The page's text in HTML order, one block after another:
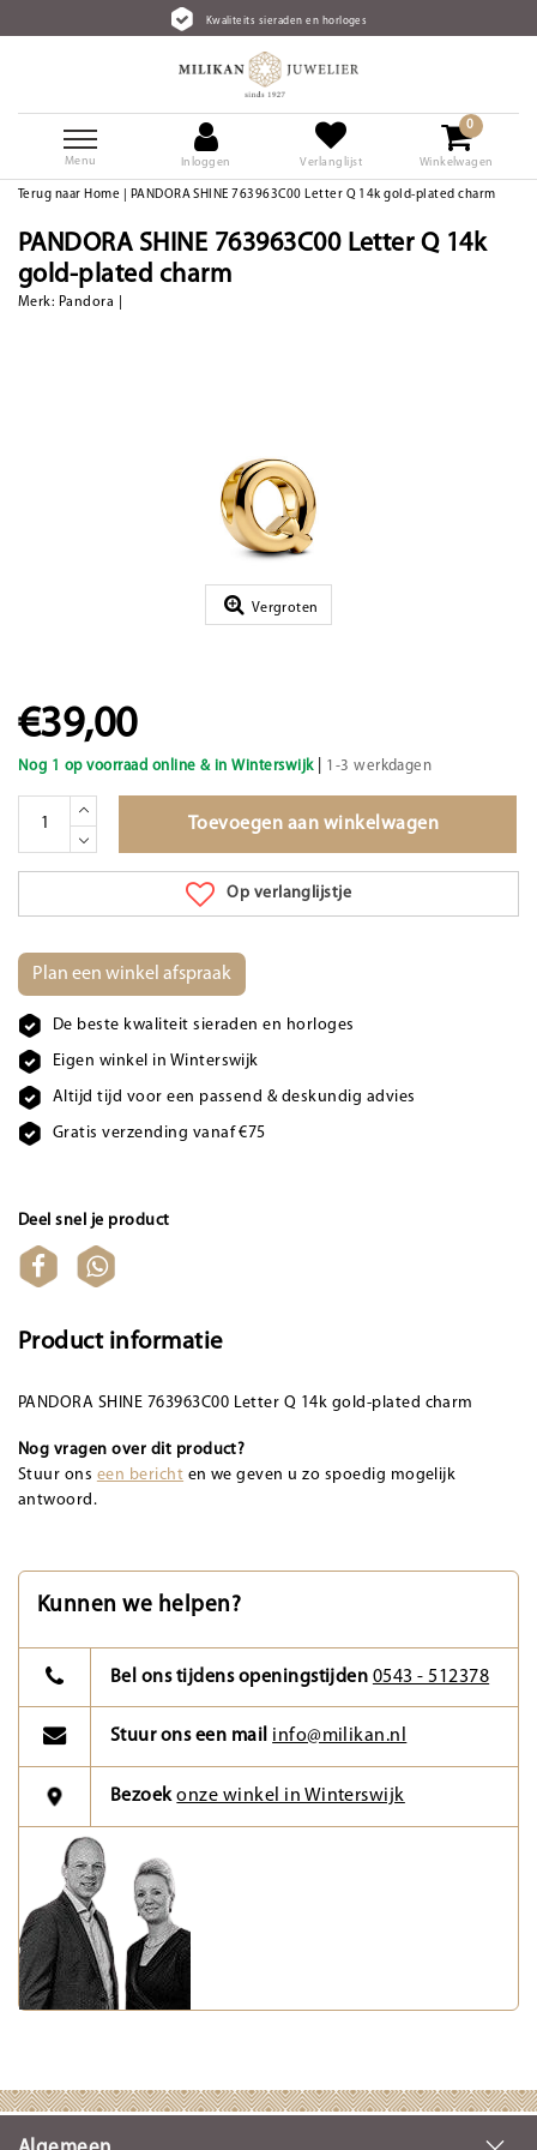
Kwaliteits sieraden en horloges
Menu Inloggen Verlanglijst
0
Winkelwagen
Terug naar Home PANDORA SHINE 763963C00 Letter Q 14k gold-plated charm
PANDORA SHINE 763963C00 Letter Q 14k
gold-plated charm
Merk: Pandora
Vergroten
€39,00
Nog 1 op voorraad online & in Winterswijk| 1-3 werkdagen
Toevoegen aan winkelwagen
Op verlanglijstje
Plan een winkel afspraak
De beste kwaliteit sieraden en horloges
Eigen winkel in Winterswijk
Altijd tijd voor een passend & deskundig advies
Gratis verzending vanaf €75
Deel snel je product
Product informatie
PANDORA SHINE 763963C00 Letter Q 14k gold-plated charm
Nog vragen over dit product?
Stuur ons een bericht en we geven u zo spoedig mogelijk
antwoord.
Kunnen we helpen?
Bel ons tijdens openingstijden 0543 - 512378
Stuur ons een mail info@milikan.nl
Bezoekonze winkel in Winterswijk